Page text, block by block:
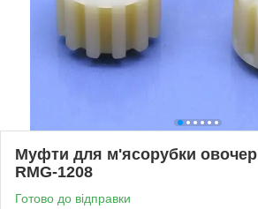
Муфти для м'ясорубки
RMG-1208
Готово до відправки